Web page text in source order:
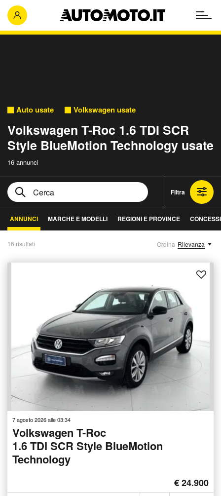
Auto usate Volkswagen usate
Volkswagen T-Roc 1.6 TDI SCR
Style BlueMotion Technology usate
16 annunci
Filtra
ANNUNCI MARCHE E MODELLI REGIONI E PROVINCE
16 risultati Ordina Rilevanza
7 agosto 2026 alle 03:34
Volkswagen T-Roc
1.6 TDI SCR Style BlueMotion
Technology
€ 24.900